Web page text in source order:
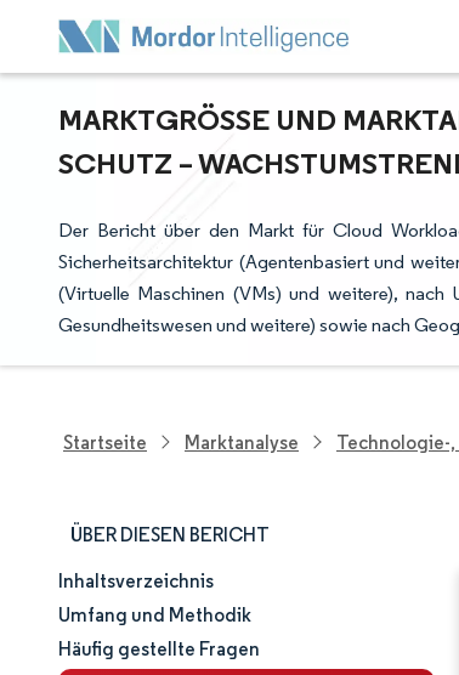
MARKTGRÖSSE UND
CHUTZ –
Der Bericht über den Markt für Cloud
Sicherheitsarchitektur (Agentenbasiert und
(Virtuelle Maschinen (VMs) und weitere), nach
Gesundheitswesen und weitere) sowie nach
Startseite Marktanalyse Technologie-
ÜBER DIESEN BERICHT
Marktgröße und -anteil
Marktanalyse
Inhaltsverzeichnis
Umfang und Methodik
Häufig gestellte Fragen